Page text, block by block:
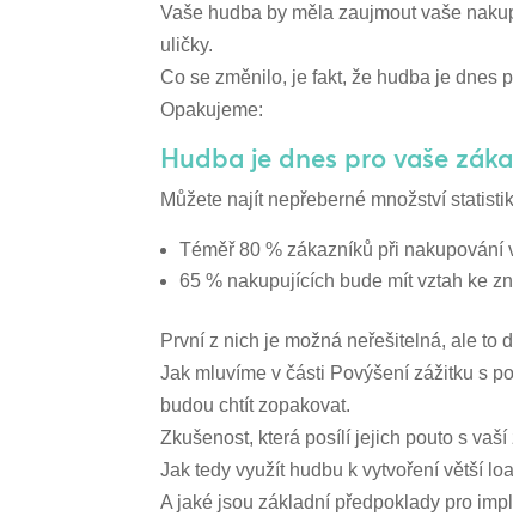
Vaše hudba by měla zaujmout vaše
uličky.
Co se změnilo, je fakt, že hudba je dnes
Opakujeme:
Hudba je dnes pro vaše
Můžete najít nepřeberné množství
Téměř 80 % zákazníků při
65 % nakupujících bude mít vztah ke
První z nich je možná neřešitelná, ale to
Jak mluvíme v části Povýšení zážitku s
budou chtít zopakovat.
Zkušenost, která posílí jejich pouto s
Jak tedy využít hudbu k vytvoření větší
A jaké jsou základní předpoklady pro